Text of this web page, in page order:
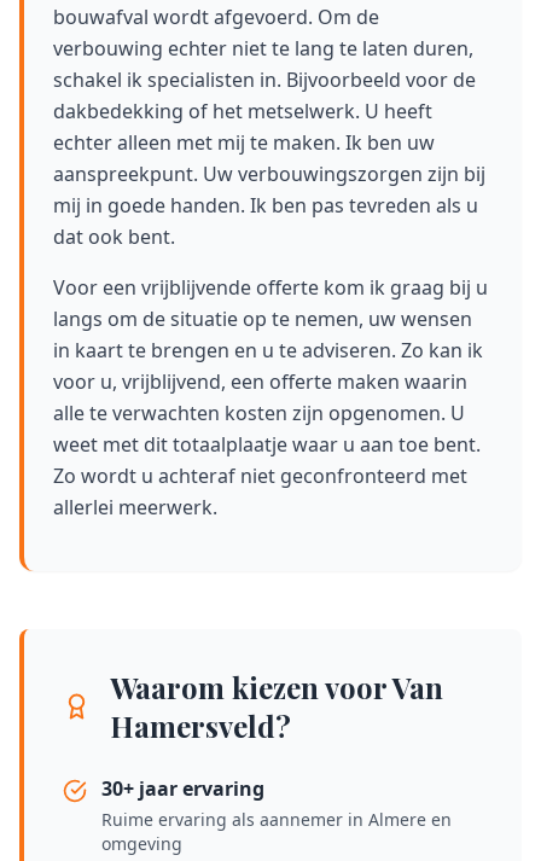
bouwafval wordt afgevoerd. Om de
verbouwing echter niet te lang te laten duren,
schakel ik specialisten in. Bijvoorbeeld voor de
dakbedekking of het metselwerk. U heeft
echter alleen met mij te maken. Ik ben uw
aanspreekpunt. Uw verbouwingszorgen zijn bij
mij in goede handen. Ik ben pas tevreden als u
dat ook bent.
Voor een vrijblijvende offerte kom ik graag bij u
langs om de situatie op te nemen, uw wensen
in kaart te brengen en u te adviseren. Zo kan ik
voor u, vrijblijvend, een offerte maken waarin
alle te verwachten kosten zijn opgenomen. U
weet met dit totaalplaatje waar u aan toe bent.
Zo wordt u achteraf niet geconfronteerd met
allerlei meerwerk.
Waarom kiezen voor Van
Hamersveld?
30+ jaar ervaring
Ruime ervaring als aannemer in Almere en
omgeving